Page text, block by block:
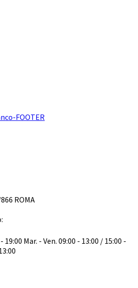
ROMA
19:00 Mar. - Ven. 09:00 - 13:00 / 15:00 -